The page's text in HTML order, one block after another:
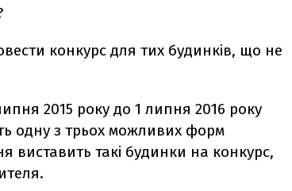
конкурс для тих будинків, що не
2015 року до 1 липня 2016 року
одну з трьох можливих форм
виставить такі будинки на конкурс,